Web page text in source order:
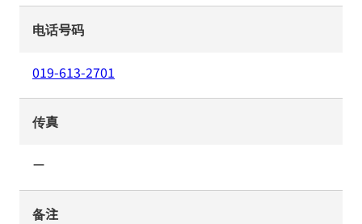
电话号码
019-613-2701
传真
ー
备注